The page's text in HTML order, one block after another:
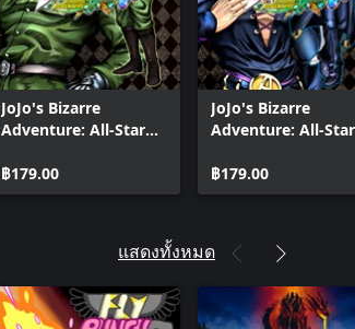
JoJo's Bizarre
Adventure: All-Star
Stroheim DLC
฿179.00
JoJo's Bizarre
Adventure: All-Star
Abbacchio DLC
฿179.00
แสดงทั้งหมด